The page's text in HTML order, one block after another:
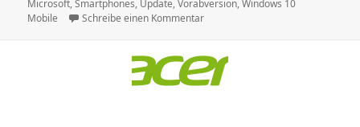
am
Microsoft,Smartphones, Update,Vorabversion,Windows 10
Mobile
Schreibe einen Kommentarzu Microsoft veröffentlicht